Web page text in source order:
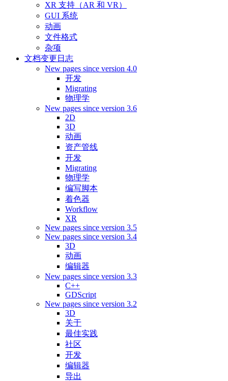
XR 支持（AR 和 VR）
GUI 系统
动画
文件格式
杂项
文档变更日志
New pages since version 4.0
开发
Migrating
物理学
New pages since version 3.6
2D
3D
动画
资产管线
开发
Migrating
物理学
编写脚本
着色器
Workflow
XR
New pages since version 3.5
New pages since version 3.4
3D
动画
编辑器
New pages since version 3.3
C++
GDScript
New pages since version 3.2
3D
关于
最佳实践
社区
开发
编辑器
导出